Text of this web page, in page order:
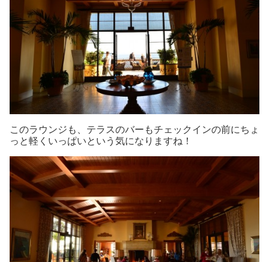
このラウンジも、テラスのバーもチェックインの前にちょ
っと軽くいっぱいという気になりますね！